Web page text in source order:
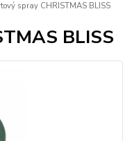
spray CHRISTMAS BLISS
BLISS